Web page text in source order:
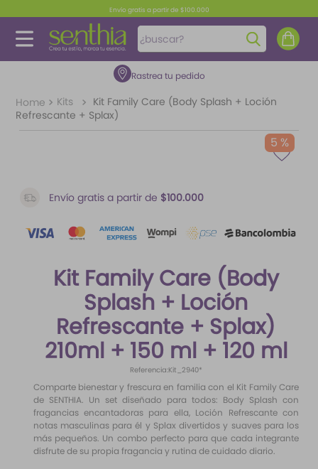
Envío gratis a partir de $100.000
¿buscar?
Rastrea tu pedido
Kits
Kit Family Care (Body Splash + Loción
Refrescante + Splax)
5 %
Envío gratis a partir de $100.000
Kit Family Care (Body
Splash + Loción
Refrescante + Splax)
210ml + 150 ml + 120 ml
Referencia:Kit_2940*
Comparte bienestar y frescura en familia con el Kit Family Care
de SENTHIA. Un set diseñado para todos: Body Splash con
fragancias encantadoras para ella, Loción Refrescante con
notas masculinas para él y Splax divertidos y suaves para los
más pequeños. Un combo perfecto para que cada integrante
disfrute de su propia fragancia y rutina de cuidado diario.
TÉRMINOS MÁS BUSCADOS
1.
perfume
carolina herrera
5.
mantequilla
6.
feromonas
ariana grande
santal 33
difusor